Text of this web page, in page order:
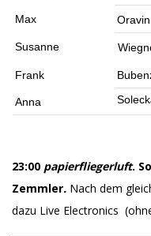
Max Oravin
Susanne
Frank
Anna
23:00 papierfliegerluft.
Zemmler. Nach dem
dazu Live Electronics